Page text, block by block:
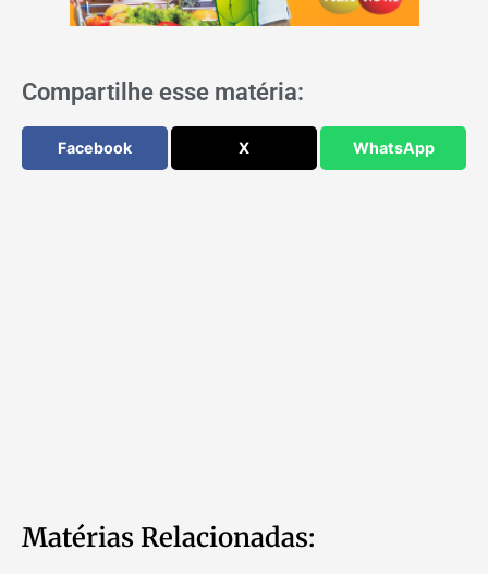
Compartilhe esse matéria:
Facebook X WhatsApp
Matérias Relacionadas: